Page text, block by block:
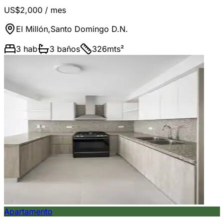
US$2,000 / mes
El Millón,Santo Domingo D.N.
3 hab 3 baños 326mts²
Apartamento